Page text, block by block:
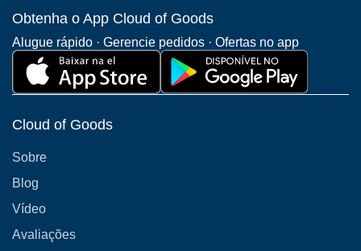
Obtenha o App Cloud of Goods
Alugue rápido · Gerencie pedidos · Ofertas no app
Cloud of Goods
Sobre
Blog
Vídeo
Avaliações